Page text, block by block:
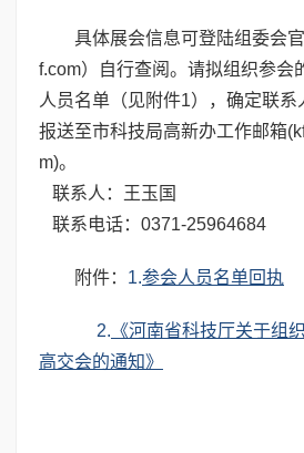
具体展会信息可登陆组委会
f.com）自行查阅。请拟组织参会
人员名单（见附件1），确定联
报送至市科技局高新办工作邮箱
m)。
联系人：王玉国
联系电话：0371-25964684
附件： 1.参会人员名单回执
2. 《河南省科技厅关于组
高交会的通知》